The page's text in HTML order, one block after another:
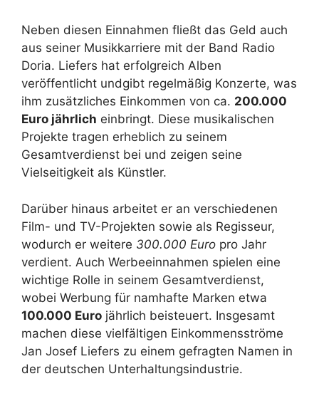
Neben diesen Einnahmen fließt das Geld auch
aus seiner Musikkarriere mit der Band Radio
Doria. Liefers hat erfolgreich Alben
veröffentlicht undgibt regelmäßig Konzerte, was
ihm zusätzliches Einkommen von ca. 200.000
Euro jährlich einbringt. Diese musikalischen
Projekte tragen erheblich zu seinem
Gesamtverdienst bei und zeigen seine
Vielseitigkeit als Künstler.
Darüber hinaus arbeitet er an verschiedenen
Film- und TV-Projekten sowie als Regisseur,
wodurch er weitere 300.000 Euro pro Jahr
verdient. Auch Werbeeinnahmen spielen eine
wichtige Rolle in seinem Gesamtverdienst,
wobei Werbung für namhafte Marken etwa
100.000 Euro jährlich beisteuert. Insgesamt
machen diese vielfältigen Einkommensströme
Jan Josef Liefers zu einem gefragten Namen in
der deutschen Unterhaltungsindustrie.